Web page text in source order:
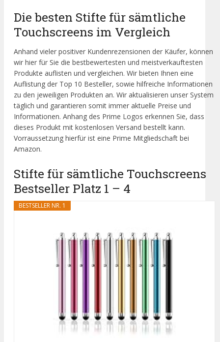
Die besten Stifte für sämtliche
Touchscreens im Vergleich
Anhand vieler positiver Kundenrezensionen der Käufer, können
wir hier für Sie die bestbewertesten und meistverkauftesten
Produkte auflisten und vergleichen. Wir bieten Ihnen eine
Auflistung der Top 10 Besteller, sowie hilfreiche Informationen
zu den jeweiligen Produkten an. Wir aktualisieren unser System
täglich und garantieren somit immer aktuelle Preise und
Informationen. Anhang des Prime Logos erkennen Sie, dass
dieses Produkt mit kostenlosen Versand bestellt kann.
Vorraussetzung hierfür ist eine Prime Mitgliedschaft bei
Amazon.
Stifte für sämtliche Touchscreens
Bestseller Platz 1 – 4
BESTSELLER NR. 1